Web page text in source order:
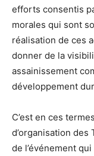
efforts consentis
morales qui sont
réalisation de ces
donner de la
assainissement
développement
C’est en ces
d’organisation des
de l’événement